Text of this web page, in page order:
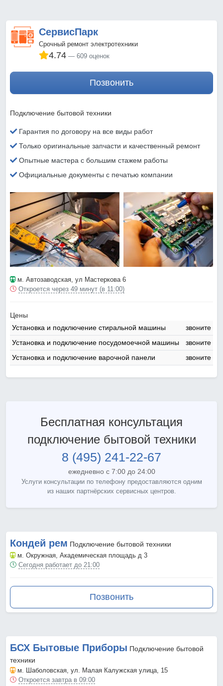
СервисПарк
Срочный ремонт электротехники
4.74 609 оценок
Позвонить
Подключение бытовой техники
Гарантия по договору на все виды работ
Только оригинальные запчасти и качественный ремонт
Опытные мастера с большим стажем работы
Официальные документы с печатью компании
м. Автозаводская, ул Мастеркова 6
Откроется через 49 минут (в 11:00)
Цены
Установка и подключение стиральной машины
звоните
Установка и подключение посудомоечной машины
звоните
Установка и подключение варочной панели
звоните
Бесплатная консультация
подключение бытовой техники
8 (495) 241-22-67
ежедневно с 7:00 до 24:00
Услуги консультации по телефону предоставляются одним
из наших партнёрских сервисных центров.
Кондей рем Подключение бытовой техники
м. Окружная, Академическая площадь д 3
Сегодня работает до 21:00
Позвонить
БСХ Бытовые Приборы Подключение бытовой
техники
м. Шаболовская, ул. Малая Калужская улица, 15
Откроется завтра в 09:00